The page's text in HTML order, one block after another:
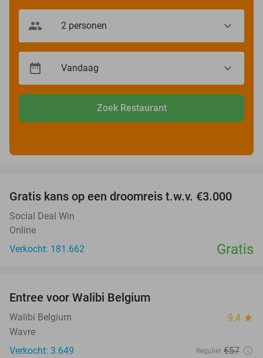
Zoek Restaurant
Gratis kans op een droomreis t.w.v. €3.000
Social Deal Win
Online
Verkocht: 181.662
Gratis
Entree voor Walibi Belgium
Walibi Belgium 9.4 star
Wavre
Verkocht: 3.649
Regulier €57